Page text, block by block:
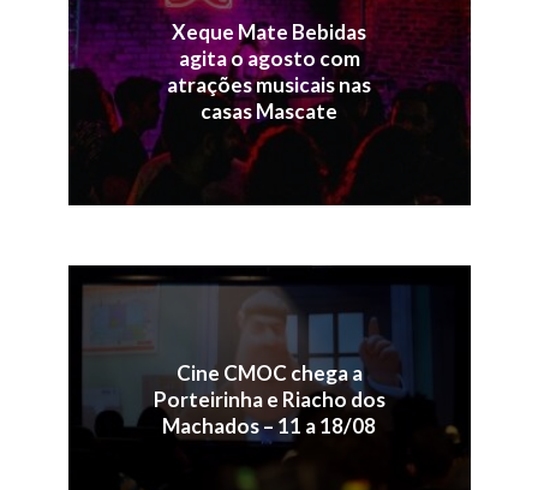
Xeque Mate Bebidas
agita o agosto com
atrações musicais nas
casas Mascate
Cine CMOC chega a
Porteirinha e Riacho dos
Machados – 11 a 18/08